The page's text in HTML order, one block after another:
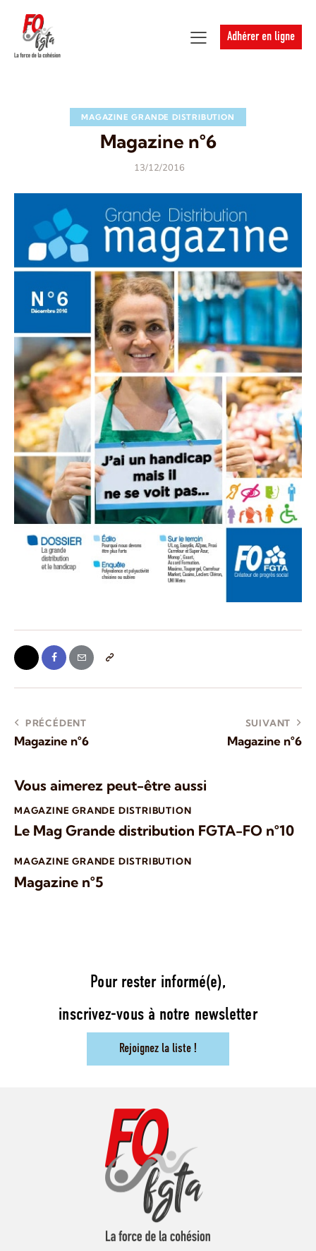
Adhérer en ligne
MAGAZINE GRANDE DISTRIBUTION
Magazine n°6
13/12/2016
PRÉCÉDENT
Magazine n°6
SUIVANT
Magazine n°6
Vous aimerez peut-être aussi
MAGAZINE GRANDE DISTRIBUTION
Le Mag Grande distribution FGTA-FO n°10
MAGAZINE GRANDE DISTRIBUTION
Magazine n°5
Pour rester informé(e),
inscrivez-vous à notre newsletter
Rejoignez la liste !